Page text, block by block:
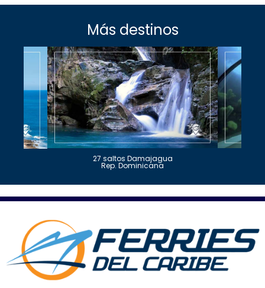
Más destinos
27 saltos Damajagua
Rep. Dominicana